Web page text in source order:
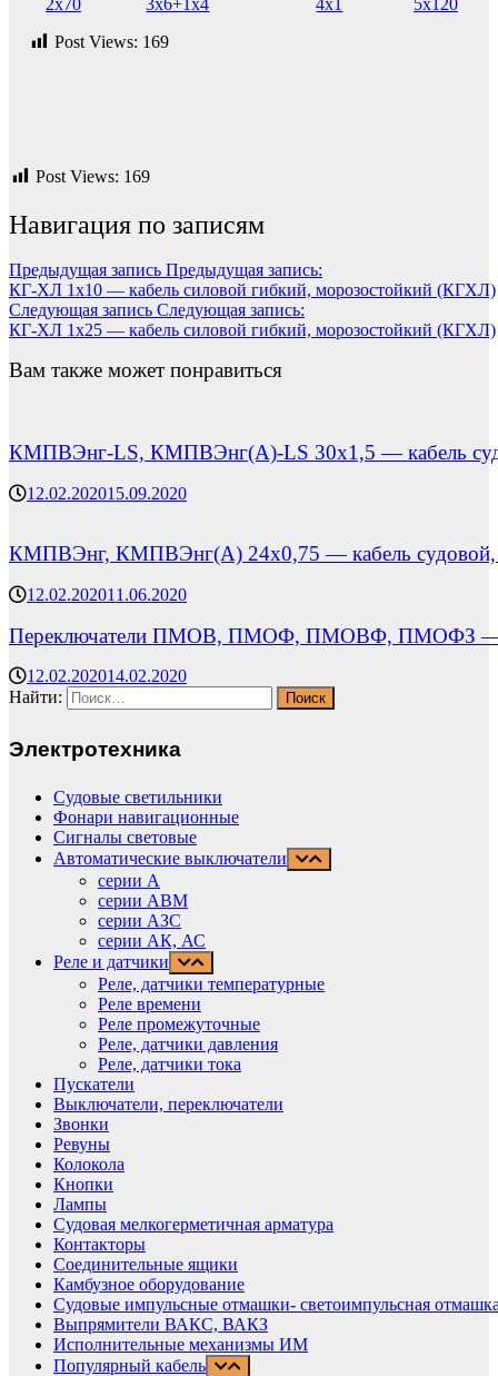
Post Views: 169
Post Views: 169
Навигация по записям
Предыдущая запись Предыдущая запись:
КГ-ХЛ 1х10 — кабель силовой гибкий, морозостойкий (КГХЛ)
Следующая запись Следующая запись:
КГ-ХЛ 1х25 — кабель силовой гибкий, морозостойкий (КГХЛ)
Вам также может понравиться
КМПВЭнг-LS, КМПВЭнг(А)-LS 30х1,5 — кабель
12.02.202015.09.2020
КМПВЭнг, КМПВЭнг(А) 24х0,75 — кабель судовой,
12.02.202011.06.2020
Переключатели ПМОВ, ПМОФ, ПМОВФ, ПМОФЗ —
12.02.202014.02.2020
Найти:
Электротехника
Судовые светильники
Фонари навигационные
Сигналы световые
Автоматические выключатели
серии А
серии АВМ
cерии АЗС
серии АК, АС
Реле и датчики
Реле, датчики температурные
Реле времени
Реле промежуточные
Реле, датчики давления
Реле, датчики тока
Пускатели
Выключатели, переключатели
Звонки
Ревуны
Колокола
Кнопки
Лампы
Судовая мелкогерметичная арматура
Контакторы
Соединительные ящики
Камбузное оборудование
Судовые импульсные отмашки- светоимпульсная
Выпрямители ВАКС, ВАКЗ
Исполнительные механизмы ИМ
Популярный кабель